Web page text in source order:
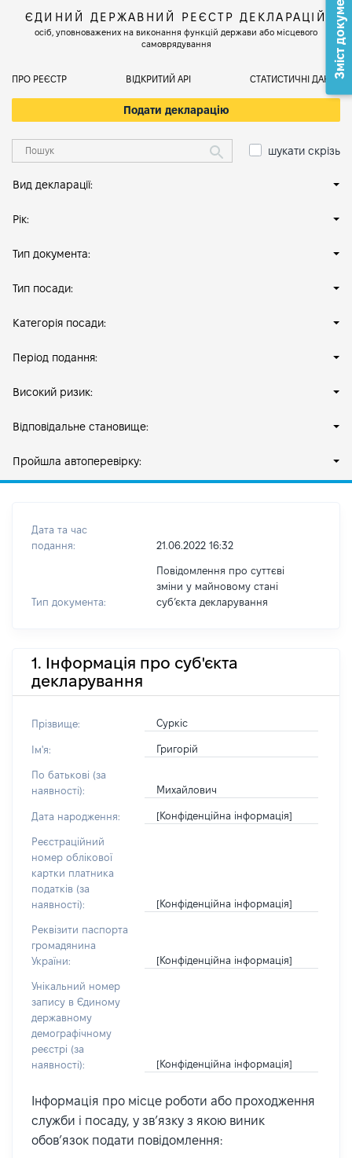
ЄДИНИЙ ДЕРЖАВНИЙ РЕЄСТР ДЕКЛАРАЦІЙ
осіб, уповноважених на виконання функцій держави або місцевого
самоврядування
ПРО РЕЄСТР ВІДКРИТИЙ АРІ СТАТИСТИЧНІ ДАНІ
Подати декларацію
шукати скрізь
Вид декларації:
Рік:
Тип документа:
Тип посади:
Категорія посади:
Період подання:
Високий ризик:
Відповідальне становище:
Пройшла автоперевірку:
Дата та час
подання:
21.06.2022 16:32
Тип документа:
Повідомлення про суттєві
зміни у майновому стані
субʼєкта декларування
1. Інформація про суб'єкта
декларування
Прізвище: Суркіс
Ім'я: Григорій
По батькові (за
наявності):
Михайлович
Дата народження: [Конфіденційна інформація]
Реєстраційний
номер облікової
картки платника
податків (за
наявності):
[Конфіденційна інформація]
Реквізити паспорта
громадянина
України:
[Конфіденційна інформація]
Унікальний номер
запису в Єдиному
державному
демографічному
реєстрі (за
наявності):
[Конфіденційна інформація]
Інформація про місце роботи або проходження
служби і посаду, у зв’язку з якою виник
обов’язок подати повідомлення:
Зміст документа